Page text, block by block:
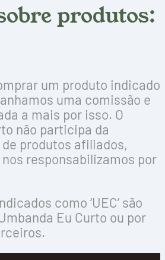
produtos:
um produto indicado
uma comissão e
a mais por isso. O
não participa da
produtos afiliados,
responsabilizamos por
como ‘UEC’ são
Eu Curto ou por